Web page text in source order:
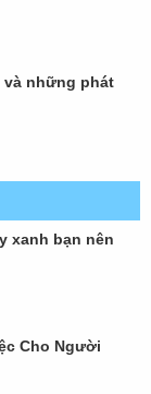
và những phát
xanh bạn nên
Cho Người